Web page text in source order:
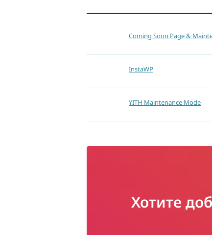
Coming Soon Page &
InstaWP
YITH Maintenance Mode
Хотите